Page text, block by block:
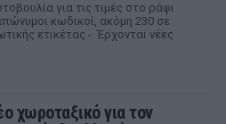
για τις τιμές στο ράφι
κωδικοί, ακόμη 230 σε
ετικέτας - Έρχονται νέες
χωροταξικό για τον